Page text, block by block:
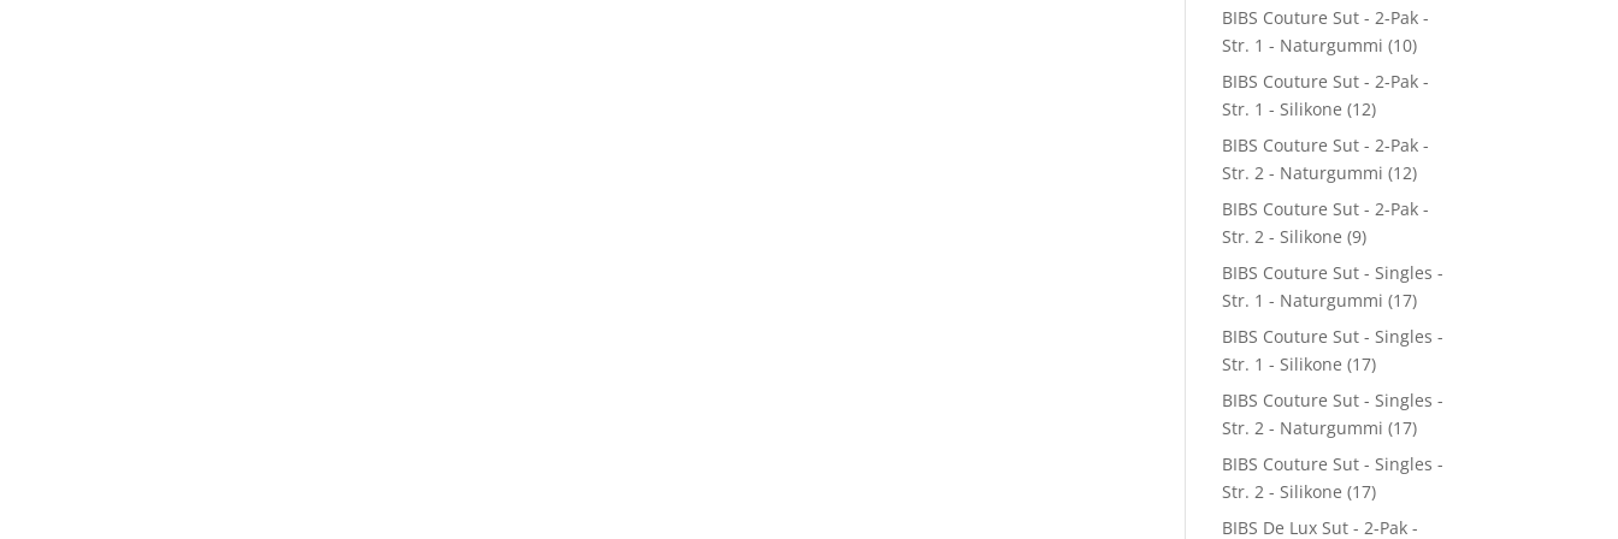
BIBS Couture Sut - 2-Pak -
Str. 1 - Naturgummi (10)
BIBS Couture Sut - 2-Pak -
Str. 1 - Silikone (12)
BIBS Couture Sut - 2-Pak -
Str. 2 - Naturgummi (12)
BIBS Couture Sut - 2-Pak -
Str. 2 - Silikone (9)
BIBS Couture Sut - Singles -
Str. 1 - Naturgummi (17)
BIBS Couture Sut - Singles -
Str. 1 - Silikone (17)
BIBS Couture Sut - Singles -
Str. 2 - Naturgummi (17)
BIBS Couture Sut - Singles -
Str. 2 - Silikone (17)
BIBS De Lux Sut - 2-Pak -